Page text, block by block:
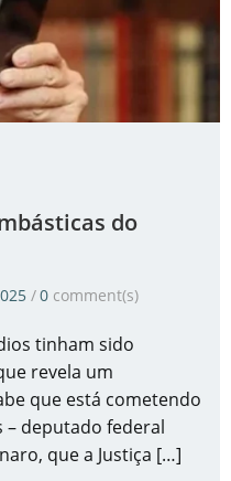
do
/0 comment(s)
tinham sido
revela um
que está cometendo
– deputado federal
que a Justiça […]